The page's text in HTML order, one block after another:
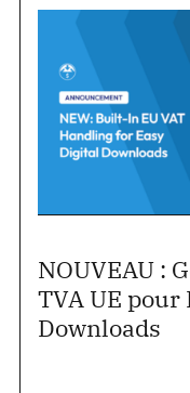
NOUVEAU :
TVA UE
Downloads